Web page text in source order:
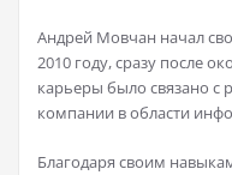
Андрей Мовчан начал
2010 году, сразу после
карьеры было связано с
компании в области
Благодаря своим